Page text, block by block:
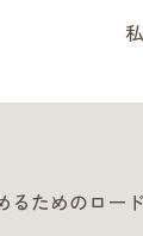
ためのロー